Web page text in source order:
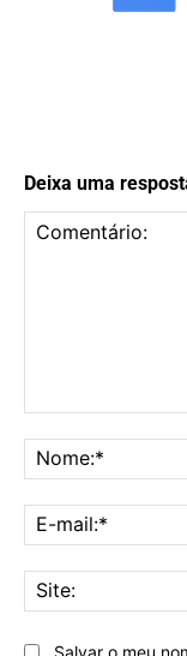
Deixa uma
Salvar o meu